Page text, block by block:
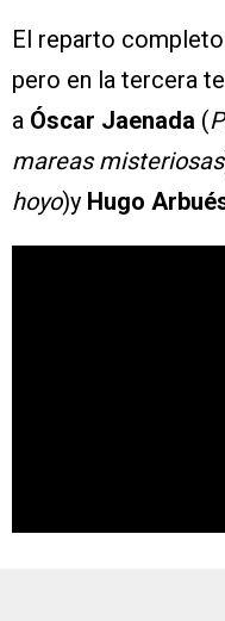
El reparto
pero en la tercera
a Óscar Jaenada (
mareas misteriosas
hoyo)y Hugo